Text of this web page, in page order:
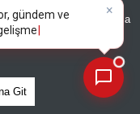
ve GDPR kapsamında
Metnimizi
Git
- 22:31
analiz